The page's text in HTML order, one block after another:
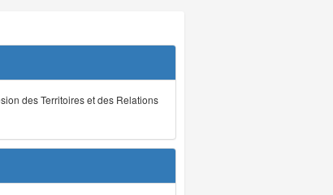
des Territoires et des Relations